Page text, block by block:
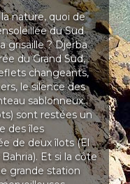
nature, quoi de
du Sud
grisaille ? Djerba
du Grand Sud,
changeants,
le silence des
sablonneux.
sont restées un
des îles
de deux îlots (El
Et si la côte
grande station